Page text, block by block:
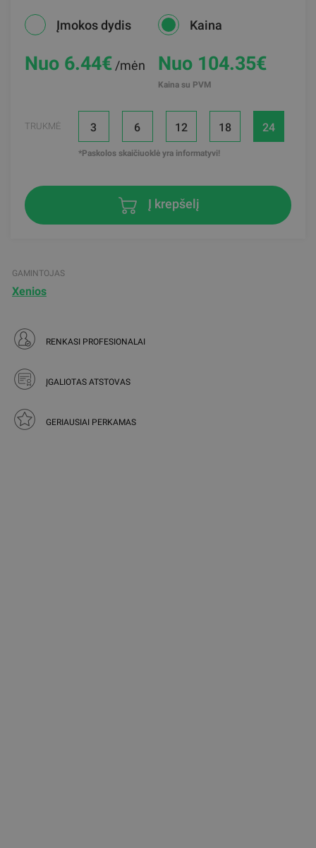
Įmokos dydis
Nuo 6.44€/mėn
Kaina
Nuo 104.35€
Kaina su PVM
TRUKMĖ 3 6 12 18 24
*Paskolos skaičiuoklė yra informatyvi!
Į krepšelį
GAMINTOJAS
Xenios
RENKASI PROFESIONALAI
ĮGALIOTAS ATSTOVAS
GERIAUSIAI PERKAMAS